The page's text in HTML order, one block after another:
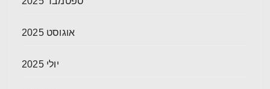
אוגוסט 2025
יולי 2025